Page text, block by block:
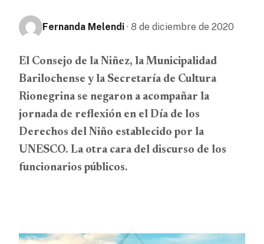
Fernanda Melendi · 8 de diciembre de 2020
El Consejo de la Niñez, la Municipalidad
Barilochense y la Secretaría de Cultura
Rionegrina se negaron a acompañar la
jornada de reflexión en el Día de los
Derechos del Niño establecido por la
UNESCO. La otra cara del discurso de los
funcionarios públicos.